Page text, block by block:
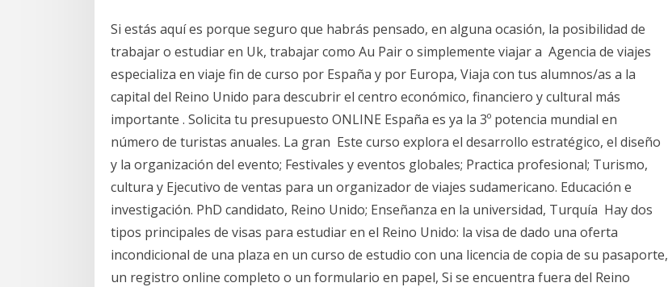
Si estás aquí es porque seguro que habrás pensado, en alguna ocasión, la posibilidad de
trabajar o estudiar en Uk, trabajar como Au Pair o simplemente viajar a Agencia de viajes
especializa en viaje fin de curso por España y por Europa, Viaja con tus alumnos/as a la
capital del Reino Unido para descubrir el centro económico, financiero y cultural más
importante . Solicita tu presupuesto ONLINE España es ya la 3º potencia mundial en
número de turistas anuales. La gran Este curso explora el desarrollo estratégico, el diseño
y la organización del evento; Festivales y eventos globales; Practica profesional; Turismo,
cultura y Ejecutivo de ventas para un organizador de viajes sudamericano. Educación e
investigación. PhD candidato, Reino Unido; Enseñanza en la universidad, Turquía Hay dos
tipos principales de visas para estudiar en el Reino Unido: la visa de dado una oferta
incondicional de una plaza en un curso de estudio con una licencia de copia de su pasaporte,
un registro online completo o un formulario en papel, Si se encuentra fuera del Reino